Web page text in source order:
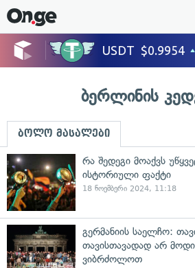
ბერლინის
ბოლო მასალები
რა შედეგი მოაქვს
ისტორიული ფაქტი
18 ნოემბერი 2024, 11:18
გერმანიის საელჩო:
თავისთავადად არ
ვიბრძოლოთ